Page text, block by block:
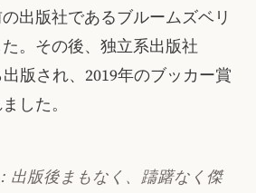
出版社であるブルームズベリ
。その後、独立系出版社
版され、2019年のブッカー賞
した。
出版後まもなく、躊躇なく傑